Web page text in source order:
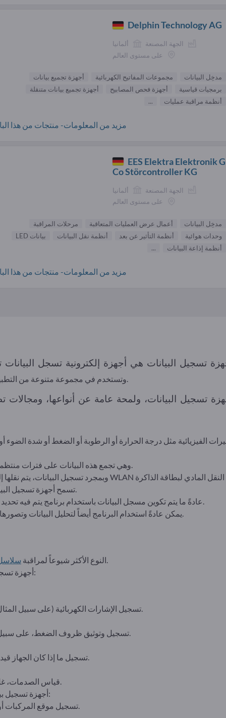
Delphin Technology AG
الجهة المصنعة
ألمانيا
على مستوى العالم
مدخِل البيانات مجموعات المفاتيح الكهربائية
أجهزة تجميع بيانات
برمجيات قياسية
أجهزة فحص المصابيح
أجهزة تجميع بيانات متنقلة
أنظمة مراقبة عمليات
...
مزيد من المعلومات- منتجات من هذا
EES Elektra Elektronik
Co Störcontroller KG
الجهة المصنعة
ألمانيا
على مستوى العالم
مدخِل البيانات أعمال عرض العمليات المتعاقبة
مرحلات المراقبة
وحدات هوائية
أنظمة التأثير عن بعد أنظمة نقل البيانات
بيانات LED
أنظمة إذاعة البيانات
...
مزيد من المعلومات- منتجات من هذا
تسجيل البيانات، ولمحة عامة عن أنواعها، ومجالات
الفيزيائية مثل درجة الحرارة أو الرطوبة أو الضغط أو شدة الضوء
النوع الأكثر شيوعاً لمراقبة
أجهزةالرطوبة):
تسجيل وتوثيق ظروف الضغط، على
أجهزة تسجيل بيانات النظام العالمي لتحديد المواقع: